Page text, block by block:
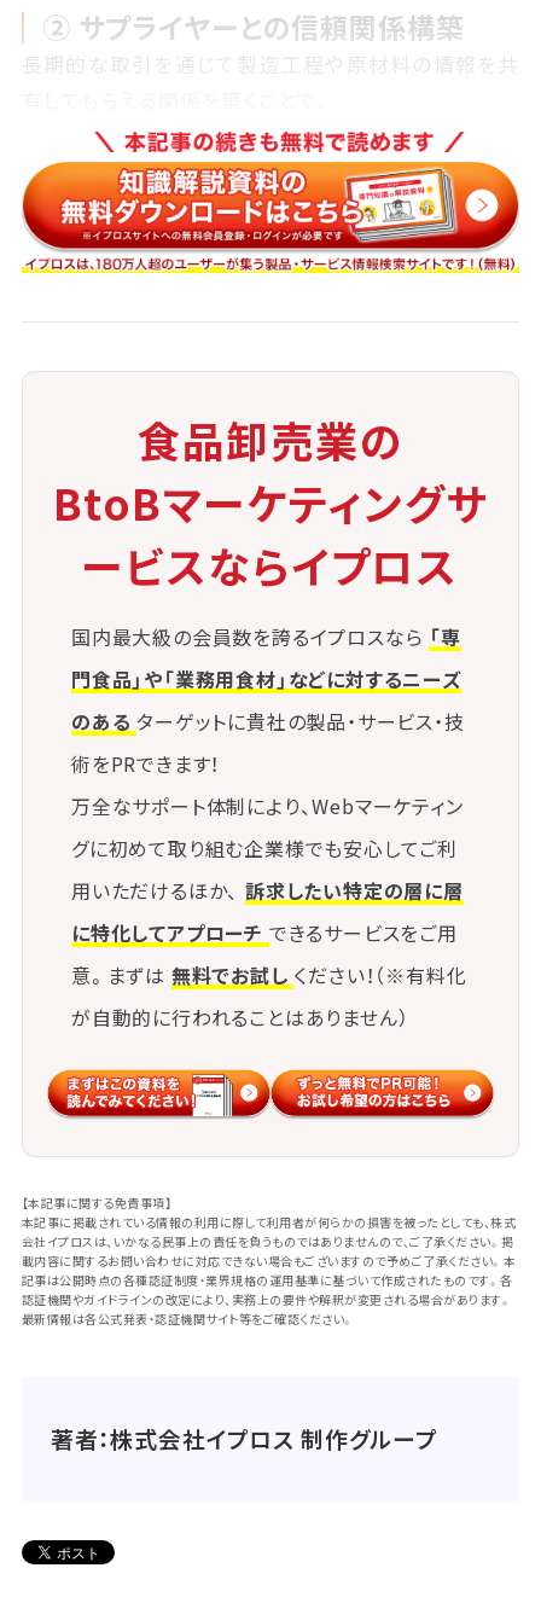
② サプライヤーとの信頼関係構築
長期的な取引を通じて製造工程や原材料の情報を共
より正確な原価把握が可能になります。
③ 粗利分析ツールの導入
商品別・カテゴリ別の粗利率を可視化できるツールを
導入することで、
④ コストシミュレーションの実施
原材料の高騰などの外的要因が発生した場合に、
をどの範囲で許容するかの試算を行うこと
で、判断スピードが上がります。
⑤ 販売価格の見直しルール策定
原価が一定以上変動した場合に販売価格を見直す社
内ルールを定めておくことで、
タイムラグなく収益性を保つことができます。
食品卸売業の
BtoBマーケティングサ
ービスならイプロス
国内最大級の会員数を誇るイプロスなら 「専
門食品」や「業務用食材」などに対するニーズ
のあるターゲットに貴社の製品・サービス・技
術をPRできます！
万全なサポート体制により、Webマーケティン
グに初めて取り組む企業様でも安心してご利
用いただけるほか、 訴求したい特定の層に層
に特化してアプローチ できるサービスをご用
意。まずは 無料でお試し ください！（※有料化
が自動的に行われることはありません）
【本記事に関する免責事項】
本記事に掲載されている情報の利用に際して利用者が何らかの損害を被ったとしても、株式
会社イプロスは、いかなる民事上の責任を負うものではありませんので、ご了承ください。掲
載内容に関するお問い合わせに対応できない場合もございますので予めご了承ください。本
記事は公開時点の各種認証制度・業界規格の運用基準に基づいて作成されたものです。各
認証機関やガイドラインの改定により、実務上の要件や解釈が変更される場合があります。
最新情報は各公式発表・認証機関サイト等をご確認ください。
著者：株式会社イプロス 制作グループ